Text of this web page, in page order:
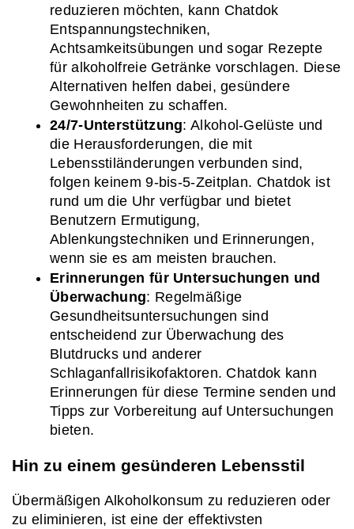
reduzieren möchten, kann Chatdok
Entspannungstechniken,
Achtsamkeitsübungen und sogar Rezepte
für alkoholfreie Getränke vorschlagen. Diese
Alternativen helfen dabei, gesündere
Gewohnheiten zu schaffen.
24/7-Unterstützung: Alkohol-Gelüste und
die Herausforderungen, die mit
Lebensstiländerungen verbunden sind,
folgen keinem 9-bis-5-Zeitplan. Chatdok ist
rund um die Uhr verfügbar und bietet
Benutzern Ermutigung,
Ablenkungstechniken und Erinnerungen,
wenn sie es am meisten brauchen.
Erinnerungen für Untersuchungen und
Überwachung: Regelmäßige
Gesundheitsuntersuchungen sind
entscheidend zur Überwachung des
Blutdrucks und anderer
Schlaganfallrisikofaktoren. Chatdok kann
Erinnerungen für diese Termine senden und
Tipps zur Vorbereitung auf Untersuchungen
bieten.
Hin zu einem gesünderen Lebensstil
Übermäßigen Alkoholkonsum zu reduzieren oder
zu eliminieren, ist eine der effektivsten